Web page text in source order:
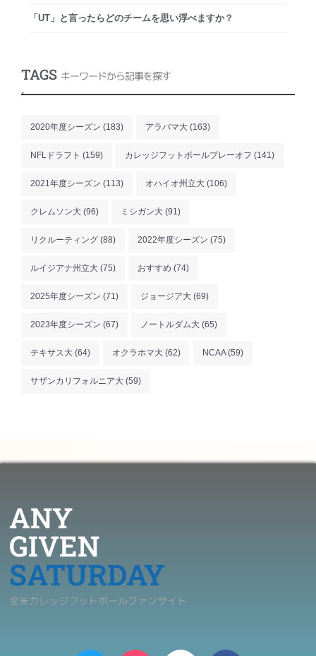
「UT」と言ったらどのチームを思い浮べますか？
TAGS キーワードから記事を探す
.
2020年度シーズン (183) アラバマ大 (163)
NFLドラフト (159) カレッジフットボールプレーオフ (141)
2021年度シーズン (113) オハイオ州立大 (106)
クレムソン大 (96) ミシガン大 (91)
リクルーティング (88) 2022年度シーズン (75)
ルイジアナ州立大 (75) おすすめ (74)
2025年度シーズン (71) ジョージア大 (69)
2023年度シーズン (67) ノートルダム大 (65)
テキサス大 (64) オクラホマ大 (62) NCAA(59)
サザンカリフォルニア大 (59)
ANY
GIVEN
SATURDAY
全米カレッジフットボールファンサイト